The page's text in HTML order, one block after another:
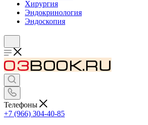
Хирургия
Эндокринология
Эндоскопия
Телефоны
+7 (966) 304-40-85